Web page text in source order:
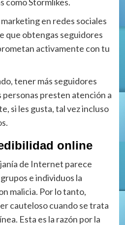
en redes sociales
que obtengas seguidores
activamente con tu
tener más seguidores
personas presten atención a
si les gusta, tal vez incluso
online
de Internet parece
e individuos la
malicia. Por lo tanto,
cauteloso cuando se trata
Esta es la razón por la